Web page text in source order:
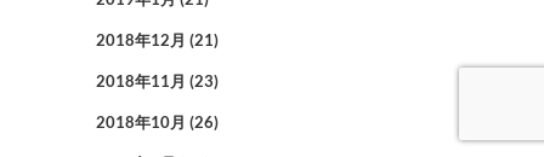
2018年12月 (21)
2018年11月 (23)
2018年10月 (26)